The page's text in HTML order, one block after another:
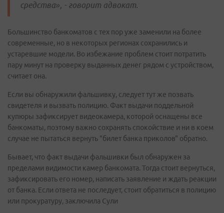
средства», - говорит адвокат.
Большинство банкоматов с тех пор уже заменили на более
современные, но в некоторых регионах сохранились и
устаревшие модели. Во избежание проблем стоит потратить
пару минут на проверку выданных денег рядом с устройством,
считает она.
Если вы обнаружили фальшивку, следует тут же позвать
свидетеля и вызвать полицию. Факт выдачи поддельной
купюры зафиксирует видеокамера, которой оснащены все
банкоматы, поэтому важно сохранять спокойствие и ни в коем
случае не пытаться вернуть "билет банка приколов" обратно.
Бывает, что факт выдачи фальшивки был обнаружен за
пределами видимости камер банкомата. Тогда стоит вернуться,
зафиксировать его номер, написать заявление и ждать реакции
от банка. Если ответа не последует, стоит обратиться в полицию
или прокуратуру, заключила Сули